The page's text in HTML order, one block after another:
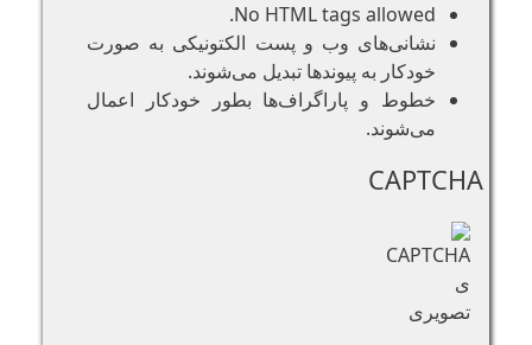
No HTML tags allowed.
نشانی‌های وب و پست الکتونیکی به صورت
خودکار به پیوند‌ها تبدیل می‌شوند.
خطوط و پاراگراف‌ها بطور خودکار اعمال
می‌شوند.
CAPTCHA